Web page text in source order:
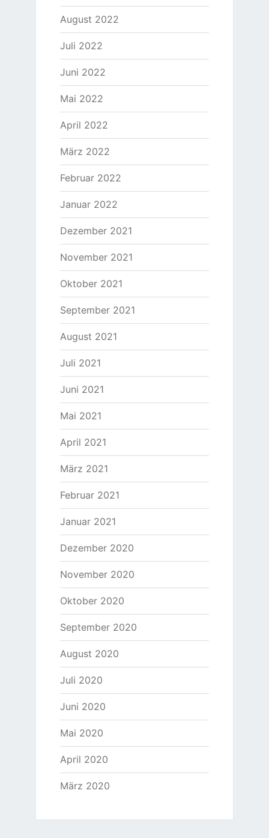
August 2022
Juli 2022
Juni 2022
Mai 2022
April 2022
März 2022
Februar 2022
Januar 2022
Dezember 2021
November 2021
Oktober 2021
September 2021
August 2021
Juli 2021
Juni 2021
Mai 2021
April 2021
März 2021
Februar 2021
Januar 2021
Dezember 2020
November 2020
Oktober 2020
September 2020
August 2020
Juli 2020
Juni 2020
Mai 2020
April 2020
März 2020